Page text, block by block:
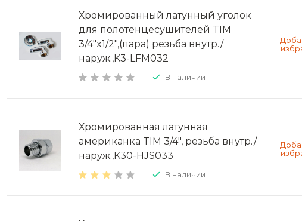
Хромированный латунный уголок
для полотенцесушителей TIM
3/4"x1/2",(пара) резьба внутр./
наруж.,K3-LFM032
В наличии
Хромированная латунная
американка TIM 3/4", резьба внутр./
наруж.,K30-HJS033
В наличии